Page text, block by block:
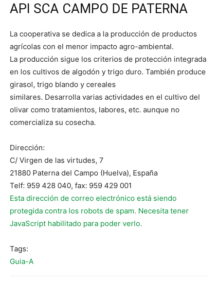
API SCA CAMPO DE PATERNA
La cooperativa se dedica a la producción de productos
agrícolas con el menor impacto agro-ambiental.
La producción sigue los criterios de protección integrada
en los cultivos de algodón y trigo duro. También produce
girasol, trigo blando y cereales
similares. Desarrolla varias actividades en el cultivo del
olivar como tratamientos, labores, etc. aunque no
comercializa su cosecha.
Dirección:
C/ Virgen de las virtudes, 7
21880 Paterna del Campo (Huelva), España
Telf: 959 428 040, fax: 959 429 001
Esta dirección de correo electrónico está siendo
protegida contra los robots de spam. Necesita tener
JavaScript habilitado para poder verlo.
Tags:
Guia-A